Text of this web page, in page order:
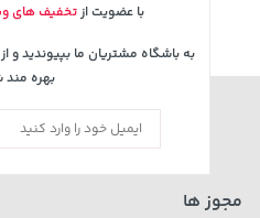
4,780,000
خرید
با عضویت ازتخفیف های
به باشگاه مشتریان ما بپیوندید
بهره
مجوز ها